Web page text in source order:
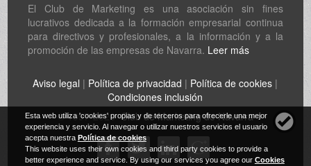
El Club de Marketing es una asociación sin fines
lucrativos dedicada a la formación empresarial continua
para directivos y profesionales, a la información y a la
promoción de las empresas de Navarra. Leer más
Aviso legal | Política de privacidad | Política de cookies |
Condiciones inclusión
© 1997-2026Club de Marketing de Navarra
Esta web utiliza 'cookies' propias y de terceros para ofrecerle una mejor
experiencia y servicio. Al navegar o utilizar nuestros servicios el usuario
acepta nuestra Política de cookies
This website uses their own cookies and third party cookies to provide a
better experience and service. By using our services you agree our Cookies